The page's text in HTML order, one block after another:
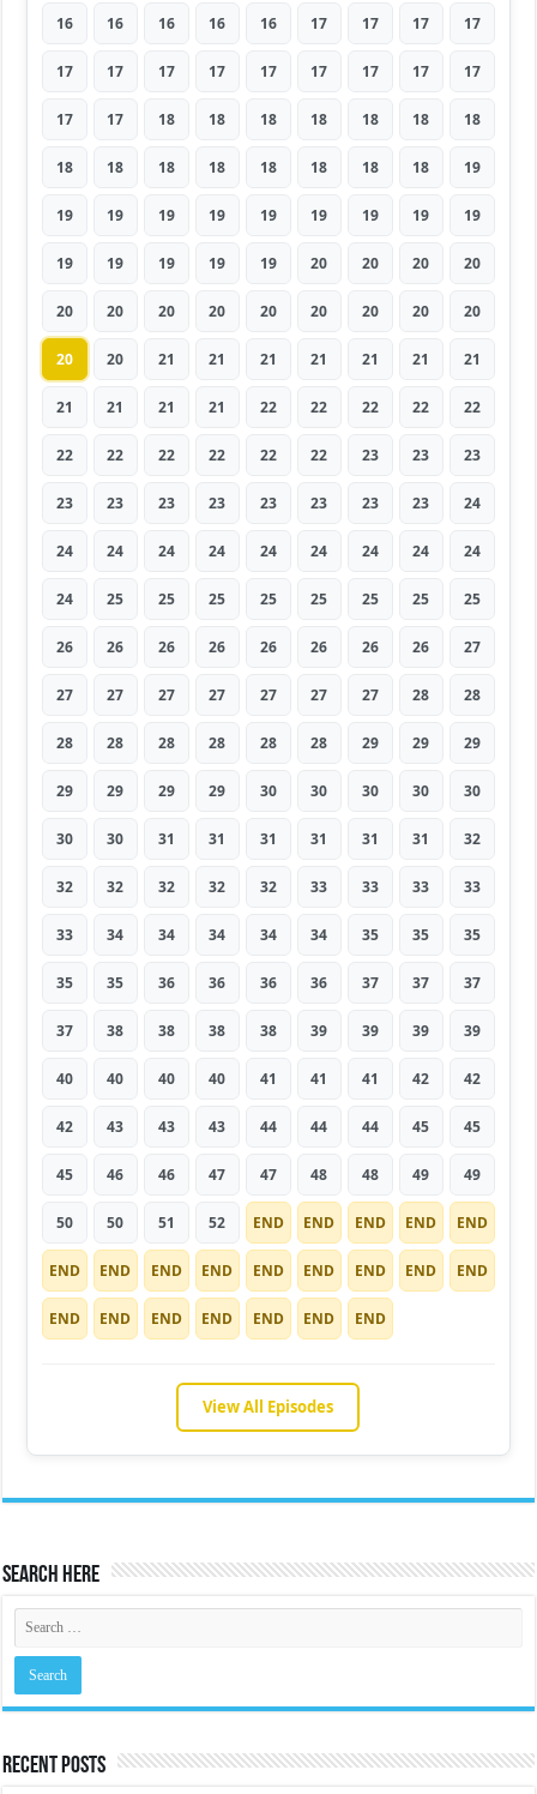
16 16 16 16 16 17 17 17 17
17 17 17 17 17 17 17 17 17
17 17 18 18 18 18 18 18 18
18 18 18 18 18 18 18 18 19
19 19 19 19 19 19 19 19 19
19 19 19 19 19 20 20 20 20
20 20 20 20 20 20 20 20 20
20 20 21 21 21 21 21 21 21
21 21 21 21 22 22 22 22 22
22 22 22 22 22 22 23 23 23
23 23 23 23 23 23 23 23 24
24 24 24 24 24 24 24 24 24
24 25 25 25 25 25 25 25 25
26 26 26 26 26 26 26 26 27
27 27 27 27 27 27 27 28 28
28 28 28 28 28 28 29 29 29
29 29 29 29 30 30 30 30 30
30 30 31 31 31 31 31 31 32
32 32 32 32 32 33 33 33 33
33 34 34 34 34 34 35 35 35
35 35 36 36 36 36 37 37 37
37 38 38 38 38 39 39 39 39
40 40 40 40 41 41 41 42 42
42 43 43 43 44 44 44 45 45
45 46 46 47 47 48 48 49 49
50 50 51 52 END END END END END
END END END END END END END END END
END END END END END END END
View All Episodes
Search Here
Recent Posts